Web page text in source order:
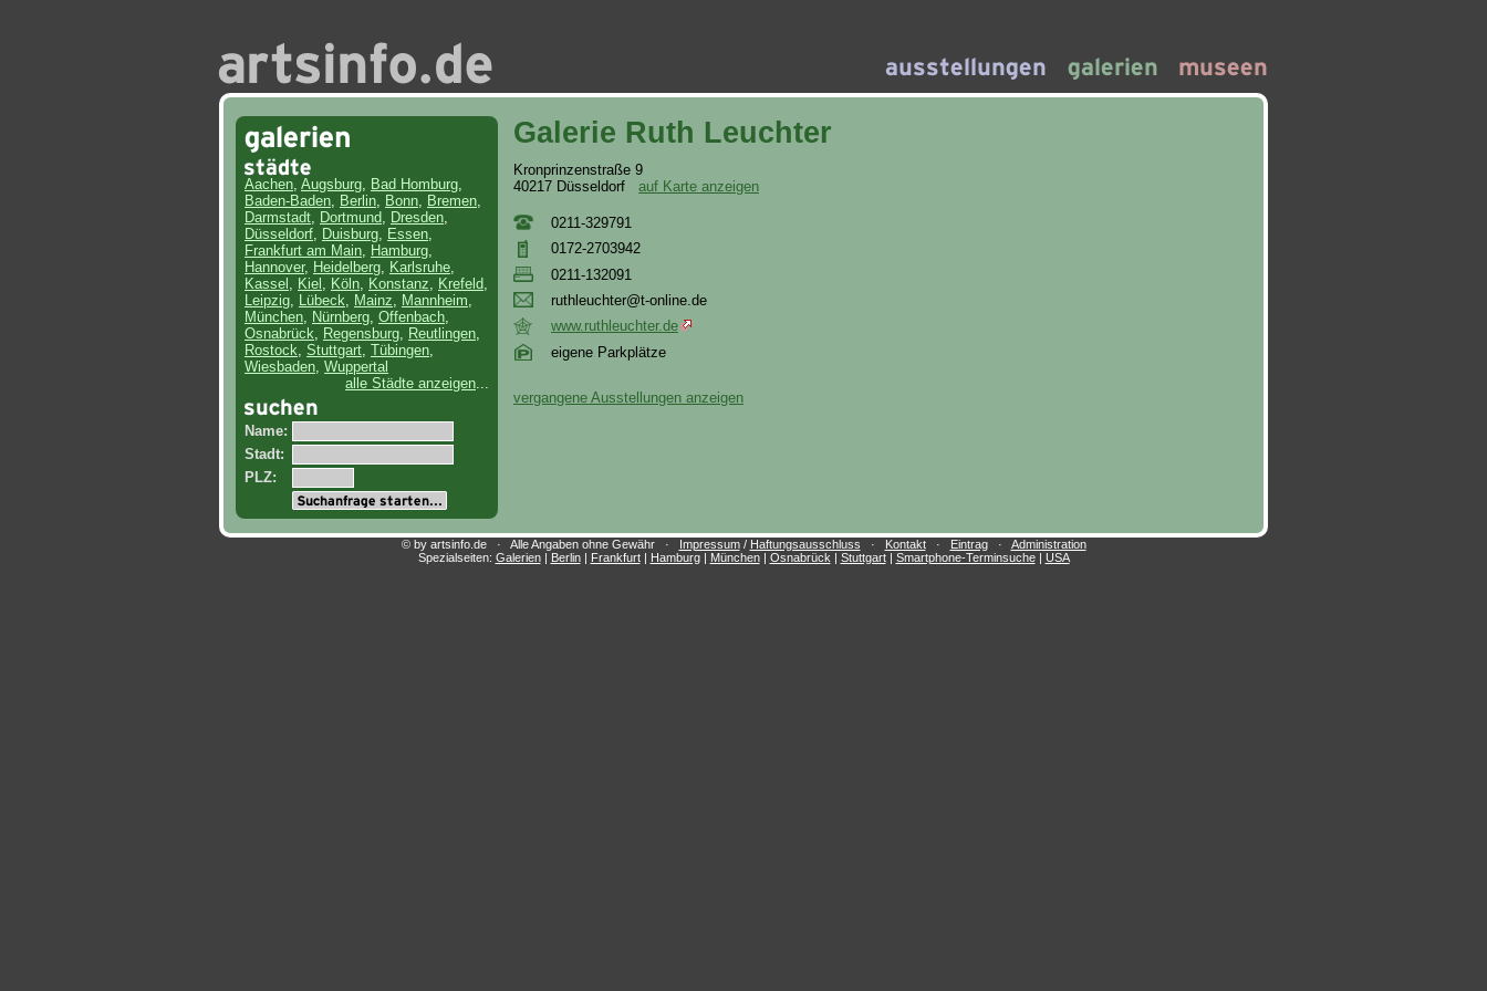
Aachen, Augsburg, Bad Homburg,
Baden-Baden, Berlin, Bonn, Bremen,
Darmstadt, Dortmund, Dresden,
Düsseldorf, Duisburg, Essen,
Frankfurt am Main, Hamburg,
Hannover, Heidelberg, Karlsruhe,
Kassel , Kiel , Köln, Konstanz, Krefeld,
Leipzig, Lübeck, Mainz, Mannheim,
München, Nürnberg, Offenbach,
Osnabrück, Regensburg, Reutlingen,
Rostock, Stuttgart, Tübingen,
Wiesbaden, Wuppertal
alle Städte anzeigen...
Name:
Stadt:
PLZ:
Galerie Ruth Leuchter
Kronprinzenstraße 9
40217 Düsseldorf auf Karte anzeigen
0211-329791
0172-2703942
0211-132091
ruthleuchter@t-onl ine.de
www.ruthleuchter.de
eigene Parkplätze
vergangene Ausstellungen anzeigen
© by artsinfo.de · Alle Angaben ohne Gewähr · Impressum/ Haftungsausschluss · Kontakt· Eintrag· Administration
Spezialseiten: Galerien| Berlin| Frankfurt| Hamburg| München| Osnabrück | Stuttgart| Smartphone-Terminsuche| USA